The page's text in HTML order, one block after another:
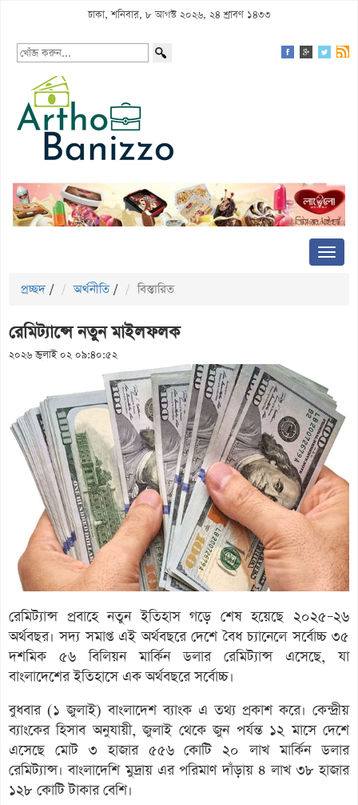
ঢাকা, শনিবার, ৮ আগস্ট ২০২৬, ২৪ শ্রাবণ ১৪৩৩
প্রচ্ছদ / অর্থনীতি / বিস্তারিত
রেমিট্যান্সে নতুন মাইলফলক
২০২৬ জুলাই ০২ ০৯:৪০:৫২
রেমিট্যান্স প্রবাহে নতুন ইতিহাস গড়ে শেষ হয়েছে ২০২৫–২৬
অর্থবছর। সদ্য সমাপ্ত এই অর্থবছরে দেশে বৈধ চ্যানেলে সর্বোচ্চ ৩৫
দশমিক ৫৬ বিলিয়ন মার্কিন ডলার রেমিট্যান্স এসেছে, যা
বাংলাদেশের ইতিহাসে এক অর্থবছরে সর্বোচ্চ।
বুধবার (১ জুলাই) বাংলাদেশ ব্যাংক এ তথ্য প্রকাশ করে। কেন্দ্রীয়
ব্যাংকের হিসাব অনুযায়ী, জুলাই থেকে জুন পর্যন্ত ১২ মাসে দেশে
এসেছে মোট ৩ হাজার ৫৫৬ কোটি ২০ লাখ মার্কিন ডলার
রেমিট্যান্স। বাংলাদেশি মুদ্রায় এর পরিমাণ দাঁড়ায় ৪ লাখ ৩৮ হাজার
১২৮ কোটি টাকার বেশি।